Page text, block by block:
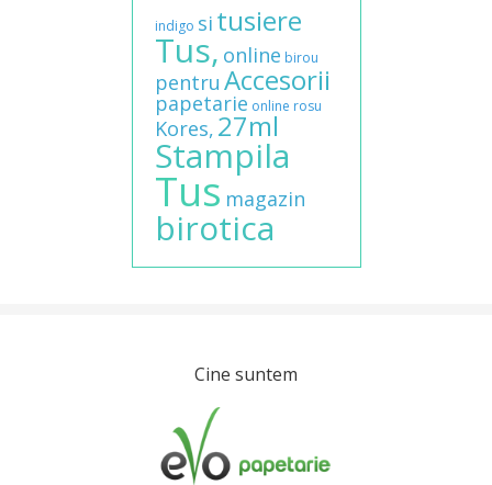
indigo si tusiere
Tus, online birou
pentru Accesorii
papetarie online rosu
Kores, 27ml
Stampila
Tus magazin
birotica
Cine suntem